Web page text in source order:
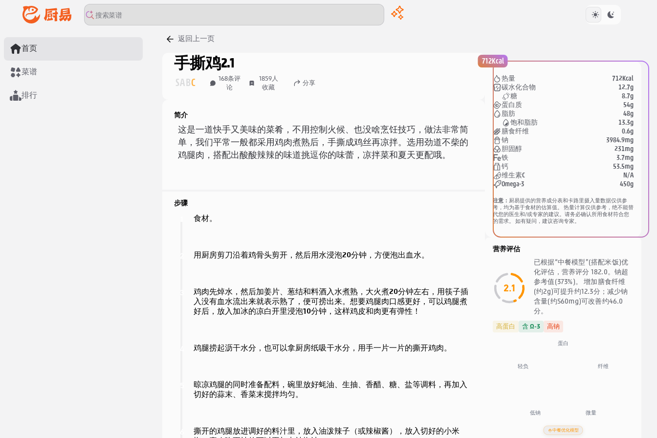
首页
菜谱
排行
返回上一页
手撕鸡2.1
SA BC 168条评
论
1859人
收藏
分享
简介
这是一道快手又美味的菜肴，不用控制火候、也没啥烹饪技巧，做法非常简
单，我们平常一般都采用鸡肉煮熟后，手撕成鸡丝再凉拌。选用劲道不柴的
鸡腿肉，搭配出酸酸辣辣的味道挑逗你的味蕾，凉拌菜和夏天更配哦。
步骤
食材。
用厨房剪刀沿着鸡骨头剪开，然后用水浸泡20分钟，方便泡出血水。
鸡肉先焯水，然后加姜片、葱结和料酒入水煮熟，大火煮20分钟左右，用筷子插
入没有血水流出来就表示熟了，便可捞出来。想要鸡腿肉口感更好，可以鸡腿煮
好后，放入加冰的凉白开里浸泡10分钟，这样鸡皮和肉更有弹性！
鸡腿捞起沥干水分，也可以拿厨房纸吸干水分，用手一片一片的撕开鸡肉。
晾凉鸡腿的同时准备配料，碗里放好蚝油、生抽、香醋、糖、盐等调料，再加入
切好的蒜末、香菜末搅拌均匀。
撕开的鸡腿放进调好的料汁里，放入油泼辣子（或辣椒酱），放入切好的小米
712Kcal
热量 712Kcal
碳水化合物 12.7g
糖 8.7g
蛋白质 54g
脂肪 48g
饱和脂肪 13.3g
膳食纤维 0.6g
钠 3984.9mg
胆固醇 231mg
铁 3.7mg
钙 53.5mg
维生素C N/A
Omega-3 450g
注意： 厨易提供的营养成分表和卡路里摄入量数据仅供参
考，均为基于食材的估算值。 热量计算仅供参考，绝不能替
代您的医生和/或专家的建议。请务必确认所用食材符合您
的需求。 如有疑问，建议咨询专家。
营养评估
2.1
已根据“中餐模型”(搭配米饭)优
化评估，营养评分 182.0。钠超
参考值(373%)。 增加膳食纤维
(约2g)可提升约12.3分；减少钠
含量(约560mg)可改善约46.0
分。
高蛋白 含 Ω-3 高钠
蛋白
纤维
微量
低钠
轻负
🍚中餐优化模型